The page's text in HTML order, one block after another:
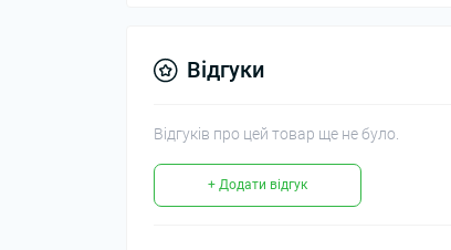
Відгуки
Відгуків про цей товар ще не було.
+ Додати відгук